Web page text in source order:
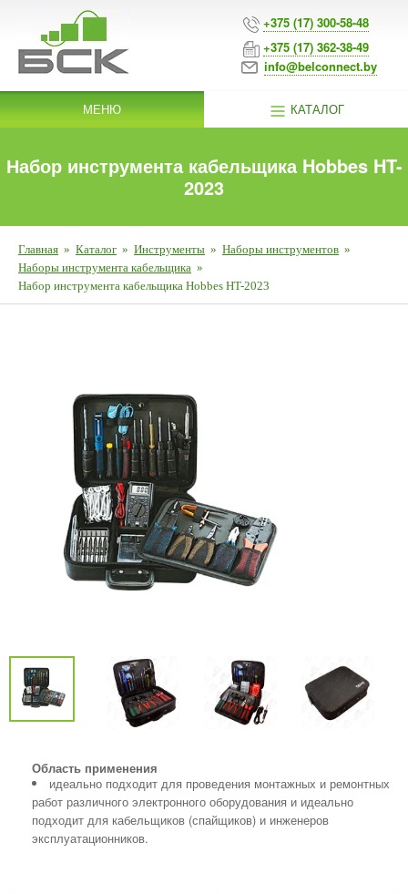
+375 (17) 300-58-48
+375 (17) 362-38-49
info@belconnect.by
МЕНЮ КАТАЛОГ
Набор инструмента кабельщика Hobbes HT-
2023
Главная » Каталог » Инструменты » Наборы инструментов »
Наборы инструмента кабельщика »
Набор инструмента кабельщика Hobbes HT-2023
Область применения
идеально подходит для проведения монтажных и ремонтных
работ различного электронного оборудования и идеально
подходит для кабельщиков (спайщиков) и инженеров
эксплуатационников.